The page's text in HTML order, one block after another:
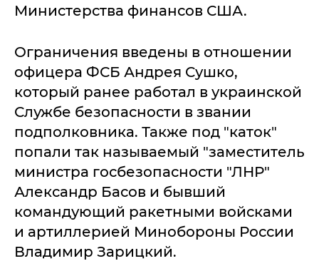
Министерства финансов США.
Ограничения введены в отношении
офицера ФСБ Андрея Сушко,
который ранее работал в украинской
Службе безопасности в звании
подполковника. Также под "каток"
попали так называемый "заместитель
министра госбезопасности "ЛНР"
Александр Басов и бывший
командующий ракетными войсками
и артиллерией Минобороны России
Владимир Зарицкий.